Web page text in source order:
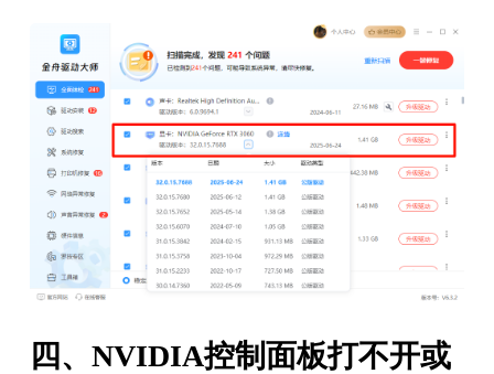
四、NVIDIA控制面板打不开或